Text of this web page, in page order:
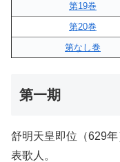
第19巻
第20巻
第なし巻
第一期
舒明天皇即位（629
表歌人。